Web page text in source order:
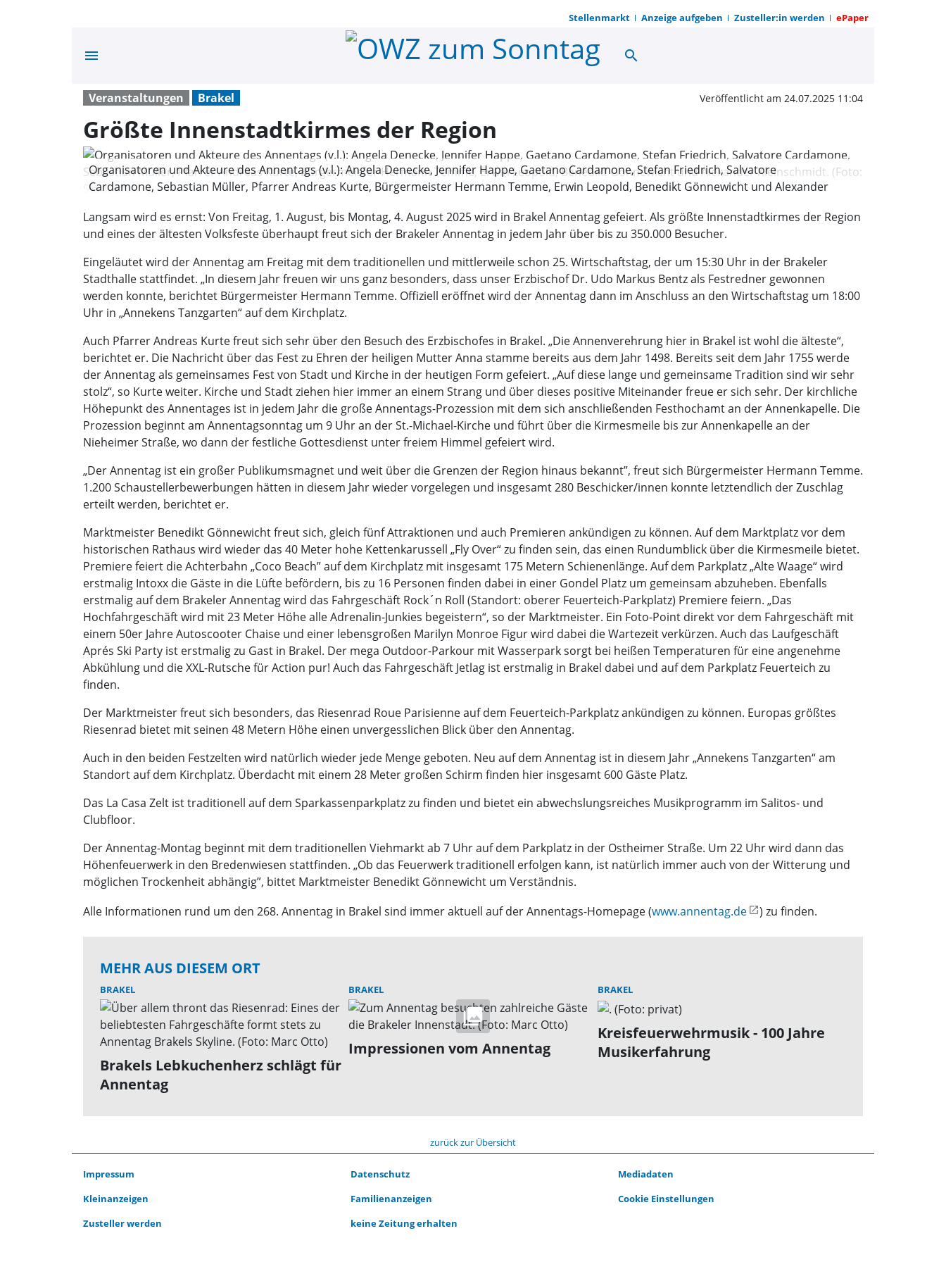
Stellenmarkt Anzeige aufgeben Zusteller:in werden ePaper
menu Größte Innenstadtkirmes der
search
Veranstaltungen Brakel Veröffentlicht am 24.07.2025 11:04
Größte Innenstadtkirmes der Region
Organisatoren und Akteure des Annentags (v.l.): Angela Denecke, Jennifer Happe, Gaetano Cardamone, Stefan Friedrich, Salvatore
Cardamone, Sebastian Müller, Pfarrer Andreas Kurte, Bürgermeister Hermann Temme, Erwin Leopold, Benedikt Gönnewicht und Alexander
Langsam wird es ernst: Von Freitag, 1. August, bis Montag, 4. August 2025 wird in Brakel Annentag gefeiert. Als größte Innenstadtkirmes der Region
und eines der ältesten Volksfeste überhaupt freut sich der Brakeler Annentag in jedem Jahr über bis zu 350.000 Besucher.
Eingeläutet wird der Annentag am Freitag mit dem traditionellen und mittlerweile schon 25. Wirtschaftstag, der um 15:30 Uhr in der Brakeler
Stadthalle stattfindet. „In diesem Jahr freuen wir uns ganz besonders, dass unser Erzbischof Dr. Udo Markus Bentz als Festredner gewonnen
werden konnte, berichtet Bürgermeister Hermann Temme. Offiziell eröffnet wird der Annentag dann im Anschluss an den Wirtschaftstag um 18:00
Uhr in „Annekens Tanzgarten“ auf dem Kirchplatz.
Auch Pfarrer Andreas Kurte freut sich sehr über den Besuch des Erzbischofes in Brakel. „Die Annenverehrung hier in Brakel ist wohl die älteste“,
berichtet er. Die Nachricht über das Fest zu Ehren der heiligen Mutter Anna stamme bereits aus dem Jahr 1498. Bereits seit dem Jahr 1755 werde
der Annentag als gemeinsames Fest von Stadt und Kirche in der heutigen Form gefeiert. „Auf diese lange und gemeinsame Tradition sind wir sehr
stolz“, so Kurte weiter. Kirche und Stadt ziehen hier immer an einem Strang und über dieses positive Miteinander freue er sich sehr. Der kirchliche
Höhepunkt des Annentages ist in jedem Jahr die große Annentags-Prozession mit dem sich anschließenden Festhochamt an der Annenkapelle. Die
Prozession beginnt am Annentagsonntag um 9 Uhr an der St.-Michael-Kirche und führt über die Kirmesmeile bis zur Annenkapelle an der
Nieheimer Straße, wo dann der festliche Gottesdienst unter freiem Himmel gefeiert wird.
„Der Annentag ist ein großer Publikumsmagnet und weit über die Grenzen der Region hinaus bekannt”, freut sich Bürgermeister Hermann Temme.
1.200 Schaustellerbewerbungen hätten in diesem Jahr wieder vorgelegen und insgesamt 280 Beschicker/innen konnte letztendlich der Zuschlag
erteilt werden, berichtet er.
Marktmeister Benedikt Gönnewicht freut sich, gleich fünf Attraktionen und auch Premieren ankündigen zu können. Auf dem Marktplatz vor dem
historischen Rathaus wird wieder das 40 Meter hohe Kettenkarussell „Fly Over“ zu finden sein, das einen Rundumblick über die Kirmesmeile bietet.
Premiere feiert die Achterbahn „Coco Beach” auf dem Kirchplatz mit insgesamt 175 Metern Schienenlänge. Auf dem Parkplatz „Alte Waage“ wird
erstmalig Intoxx die Gäste in die Lüfte befördern, bis zu 16 Personen finden dabei in einer Gondel Platz um gemeinsam abzuheben. Ebenfalls
erstmalig auf dem Brakeler Annentag wird das Fahrgeschäft Rock´n Roll (Standort: oberer Feuerteich-Parkplatz) Premiere feiern. „Das
Hochfahrgeschäft wird mit 23 Meter Höhe alle Adrenalin-Junkies begeistern“, so der Marktmeister. Ein Foto-Point direkt vor dem Fahrgeschäft mit
einem 50er Jahre Autoscooter Chaise und einer lebensgroßen Marilyn Monroe Figur wird dabei die Wartezeit verkürzen. Auch das Laufgeschäft
Aprés Ski Party ist erstmalig zu Gast in Brakel. Der mega Outdoor-Parkour mit Wasserpark sorgt bei heißen Temperaturen für eine angenehme
Abkühlung und die XXL-Rutsche für Action pur! Auch das Fahrgeschäft Jetlag ist erstmalig in Brakel dabei und auf dem Parkplatz Feuerteich zu
finden.
Der Marktmeister freut sich besonders, das Riesenrad Roue Parisienne auf dem Feuerteich-Parkplatz ankündigen zu können. Europas größtes
Riesenrad bietet mit seinen 48 Metern Höhe einen unvergesslichen Blick über den Annentag.
Auch in den beiden Festzelten wird natürlich wieder jede Menge geboten. Neu auf dem Annentag ist in diesem Jahr „Annekens Tanzgarten“ am
Standort auf dem Kirchplatz. Überdacht mit einem 28 Meter großen Schirm finden hier insgesamt 600 Gäste Platz.
Das La Casa Zelt ist traditionell auf dem Sparkassenparkplatz zu finden und bietet ein abwechslungsreiches Musikprogramm im Salitos- und
Clubfloor.
Der Annentag-Montag beginnt mit dem traditionellen Viehmarkt ab 7 Uhr auf dem Parkplatz in der Ostheimer Straße. Um 22 Uhr wird dann das
Höhenfeuerwerk in den Bredenwiesen stattfinden. „Ob das Feuerwerk traditionell erfolgen kann, ist natürlich immer auch von der Witterung und
möglichen Trockenheit abhängig”, bittet Marktmeister Benedikt Gönnewicht um Verständnis.
Alle Informationen rund um den 268. Annentag in Brakel sind immer aktuell auf der Annentags-Homepage (www.annentag.de ) zu finden.
MEHR AUS DIESEM ORT
BRAKEL
Brakels Lebkuchenherz schlägt für
Annentag
BRAKEL
Impressionen vom Annentag
BRAKEL
Kreisfeuerwehrmusik - 100 Jahre
Musikerfahrung
zurück zur Übersicht
Impressum Datenschutz
Mediadaten
Kleinanzeigen
Familienanzeigen
Cookie Einstellungen
Zusteller werden
keine Zeitung erhalten